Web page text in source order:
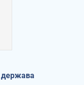
держава